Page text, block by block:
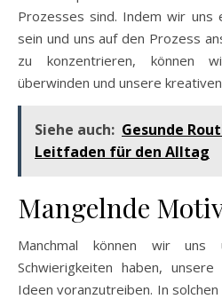
Prozesses sind. Indem wir uns
sein und uns auf den Prozess
zu konzentrieren, können
überwinden und unsere
Siehe auch: Gesunde
Leitfaden für den Alltag
Mangelnde
Manchmal können wir uns
Schwierigkeiten haben,
Ideen voranzutreiben. In